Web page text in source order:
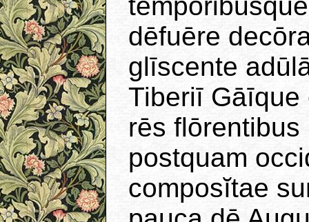
dēfuēre
glīscente
Tiberiī Gāīque
rēs
postquam
composĭtae